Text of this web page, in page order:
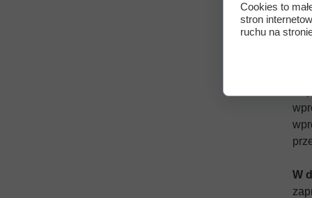
W
Cookies to
stron
ruchu na